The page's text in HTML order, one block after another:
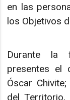
en las
los Objetivos
Durante la
presentes el
Óscar
del